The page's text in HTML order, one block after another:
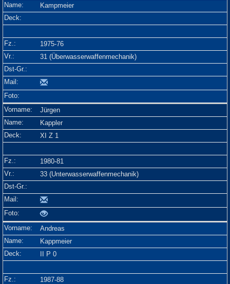
Kampmeier
1975-76
31 (Überwasserwaffenmechanik)
Jürgen
Kappler
XI Z 1
1980-81
33 (Unterwasserwaffenmechanik)
Andreas
Kappmeier
II P 0
1987-88